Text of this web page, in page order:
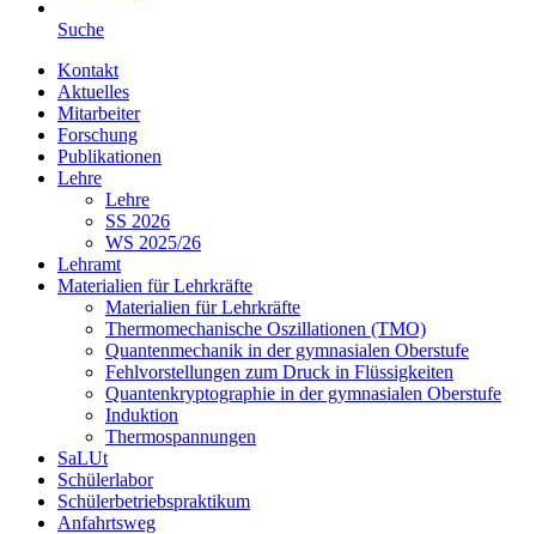
Suche
Kontakt
Aktuelles
Mitarbeiter
Forschung
Publikationen
Lehre
Lehre
SS 2026
WS 2025/26
Lehramt
Materialien für Lehrkräfte
Materialien für Lehrkräfte
Thermomechanische Oszillationen (TMO)
Quantenmechanik in der gymnasialen Oberstufe
Fehlvorstellungen zum Druck in Flüssigkeiten
Quantenkryptographie in der gymnasialen Oberstufe
Induktion
Thermospannungen
SaLUt
Schülerlabor
Schülerbetriebspraktikum
Anfahrtsweg